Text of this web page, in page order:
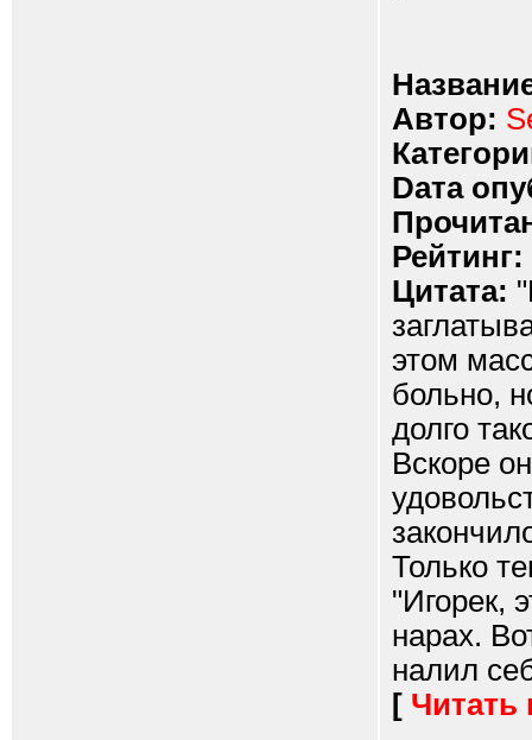
Автор:
Dата
Рейтинг:
Цитата:
этом
больно,
долго
Вскоре
Только
"Игорек,
нарах.
налил
[ Читать